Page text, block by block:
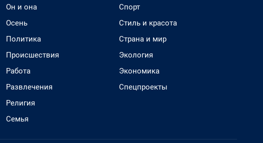
Он и она
Осень
Политика
Происшествия
Работа
Развлечения
Религия
Семья
Спорт
Стиль и красота
Страна и мир
Экология
Экономика
Спецпроекты